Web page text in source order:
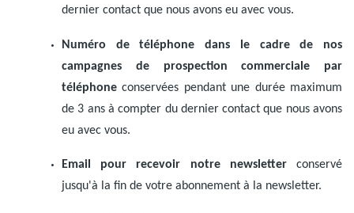
dernier contact que nous avons eu avec vous.
Numéro de téléphone dans le cadre de nos
campagnes de prospection commerciale par
téléphone conservées pendant une durée maximum
de 3 ans à compter du dernier contact que nous avons
eu avec vous.
Email pour recevoir notre newsletterconservé
jusqu'à la fin de votre abonnement à la newsletter.